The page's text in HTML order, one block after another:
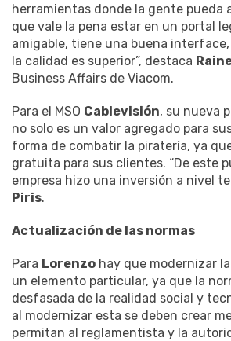
herramientas donde la gente pueda
que vale la pena estar en un portal
amigable, tiene una buena
la calidad es superior”, destaca
Business Affairs de Viacom.
Para el MSO Cablevisión, su nueva
no solo es un valor agregado para
forma de combatir la piratería, ya
gratuita para sus clientes. “De este
empresa hizo una inversión a nivel
Piris.
Actualización de las normas
Para Lorenzo hay que modernizar
un elemento particular, ya que la
desfasada de la realidad social y
al modernizar esta se deben crear
permitan al reglamentista y la